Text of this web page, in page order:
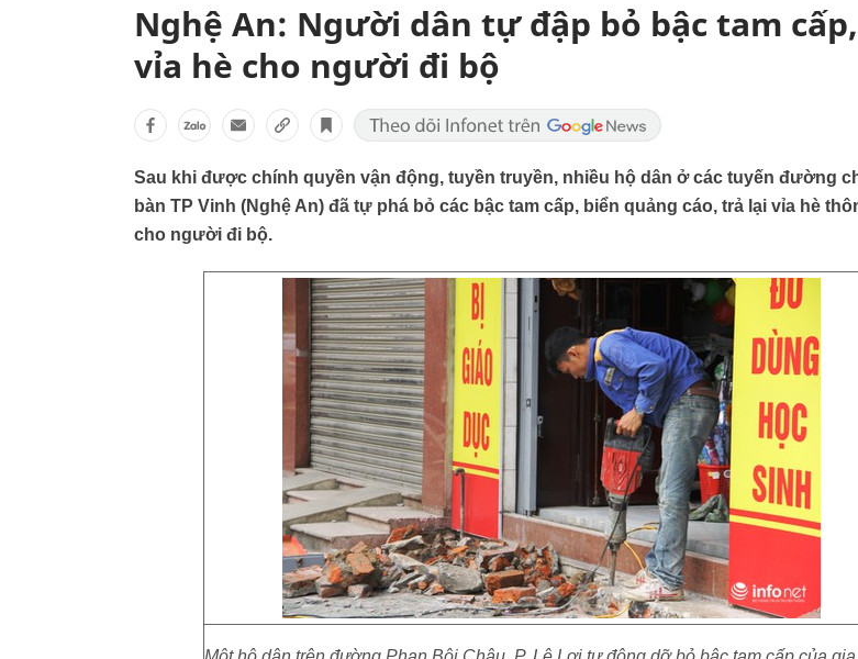
Nghệ An: Người dân tự đập bỏ bậc tam
vỉa hè cho người đi bộ
Sau khi được chính quyền vận động, tuyền truyền, nhiều hộ dân ở các tuyến đường
bàn TP Vinh (Nghệ An) đã tự phá bỏ các bậc tam cấp, biển quảng cáo, trả lại vỉa hè
cho người đi bộ.